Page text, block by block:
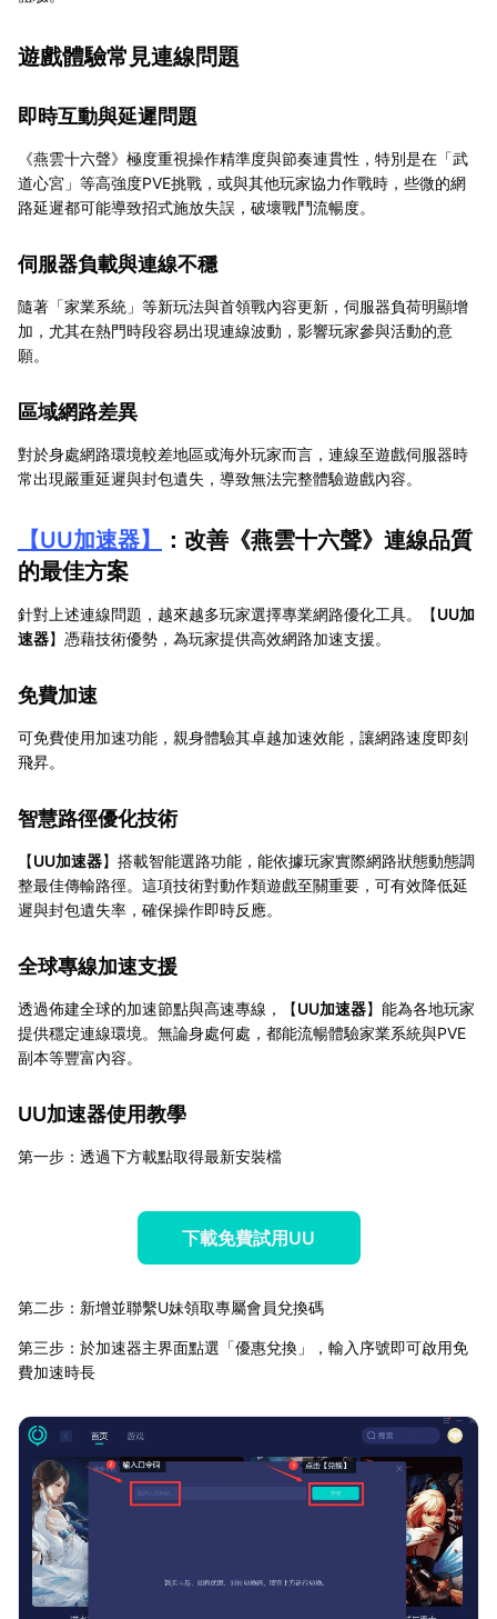
遊戲體驗常見連線問題
即時互動與延遲問題
《燕雲十六聲》極度重視操作精準度與節奏連貫性，特別是在「武
道心宮」等高強度PVE挑戰，或與其他玩家協力作戰時，些微的網
路延遲都可能導致招式施放失誤，破壞戰鬥流暢度。
伺服器負載與連線不穩
隨著「家業系統」等新玩法與首領戰內容更新，伺服器負荷明顯增
加，尤其在熱門時段容易出現連線波動，影響玩家參與活動的意
願。
區域網路差異
對於身處網路環境較差地區或海外玩家而言，連線至遊戲伺服器時
常出現嚴重延遲與封包遺失，導致無法完整體驗遊戲內容。
【UU加速器】
：改善《燕雲十六聲》連線品質
的最佳方案
針對上述連線問題，越來越多玩家選擇專業網路優化工具。【UU加
速器】憑藉技術優勢，為玩家提供高效網路加速支援。
免費加速
可免費使用加速功能，親身體驗其卓越加速效能，讓網路速度即刻
飛昇。
智慧路徑優化技術
【UU加速器】搭載智能選路功能，能依據玩家實際網路狀態動態調
整最佳傳輸路徑。這項技術對動作類遊戲至關重要，可有效降低延
遲與封包遺失率，確保操作即時反應。
全球專線加速支援
透過佈建全球的加速節點與高速專線，【UU加速器】能為各地玩家
提供穩定連線環境。無論身處何處，都能流暢體驗家業系統與PVE
副本等豐富內容。
UU加速器使用教學
第一步：透過下方載點取得最新安裝檔
下載免費試用UU
第二步：新增並聯繫U妹領取專屬會員兌換碼
第三步：於加速器主界面點選「優惠兌換」，輸入序號即可啟用免
費加速時長